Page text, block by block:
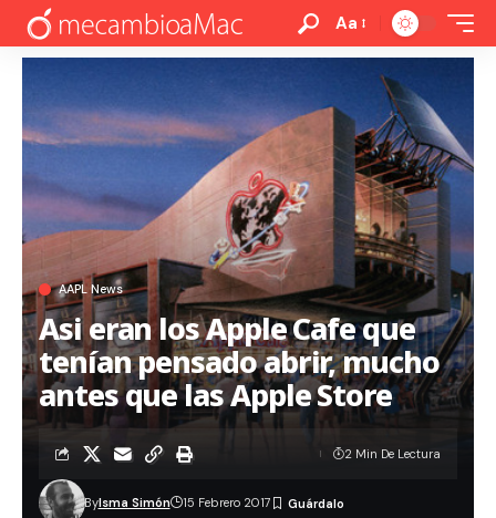
Aa
AAPL News
Asi eran los Apple Cafe que
tenían pensado abrir, mucho
antes que las Apple Store
ByIsma Simón 15 Febrero 2017
2 Min De Lectura